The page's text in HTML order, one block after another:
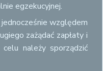
egzekucyjnej.
względem
zażądać zapłaty i
należy sporządzić